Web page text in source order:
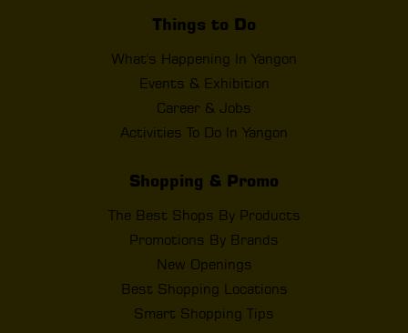
Things to Do
What's Happening In Yangon
Events & Exhibition
Career & Jobs
Activities To Do In Yangon
Shopping & Promo
The Best Shops By Products
Promotions By Brands
New Openings
Best Shopping Locations
Smart Shopping Tips